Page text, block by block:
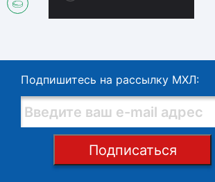
Подпишитесь на рассылку МХЛ:
Подписаться